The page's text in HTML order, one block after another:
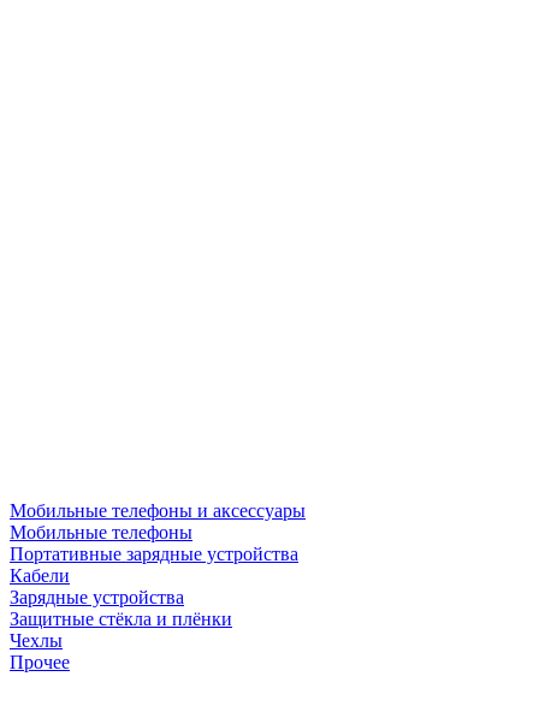
Мобильные телефоны и аксессуары
Мобильные телефоны
Портативные зарядные устройства
Кабели
Зарядные устройства
Защитные стёкла и плёнки
Чехлы
Прочее